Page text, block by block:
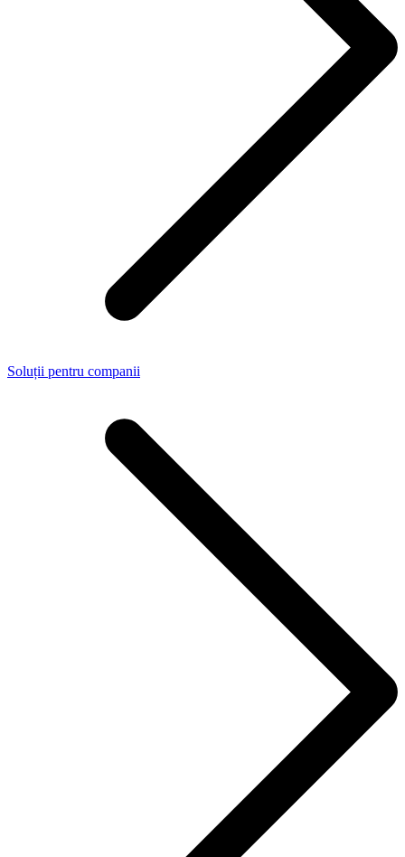
Soluții pentru companii